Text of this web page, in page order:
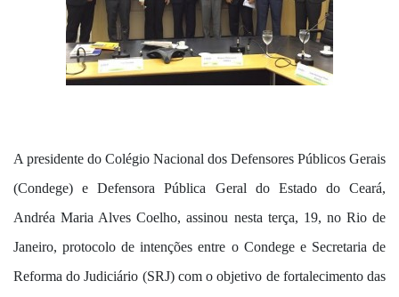
A presidente do Colégio Nacional dos Defensores Públicos Gerais
(Condege) e Defensora Pública Geral do Estado do Ceará,
Andréa Maria Alves Coelho, assinou nesta terça, 19, no Rio de
Janeiro, protocolo de intenções entre o Condege e Secretaria de
Reforma do Judiciário (SRJ) com o objetivo de fortalecimento das